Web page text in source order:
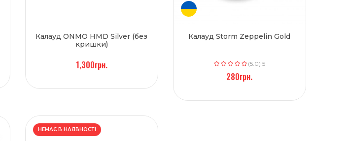
Калауд ONMO HMD Silver (без
кришки)
1,300грн.
Калауд Storm Zeppelin Gold
(5.0) 5
280грн.
НЕМАЄ В НАЯВНОСТІ